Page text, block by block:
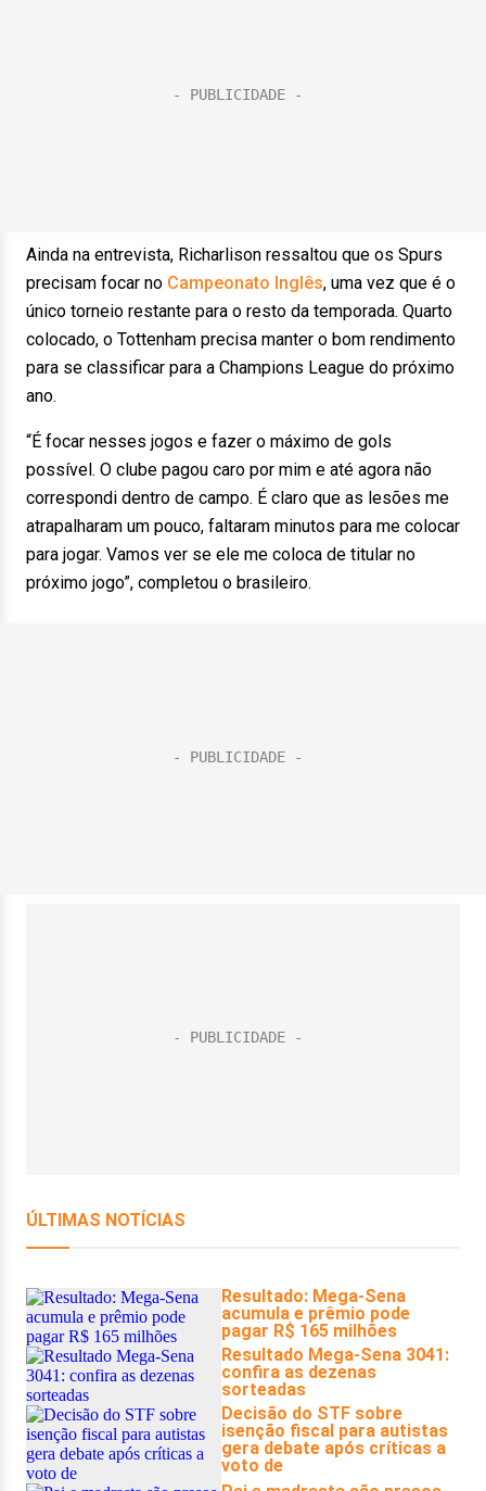
Ainda na entrevista, Richarlison ressaltou que os Spurs
precisam focar no Campeonato Inglês, uma vez que é o
único torneio restante para o resto da temporada. Quarto
colocado, o Tottenham precisa manter o bom rendimento
para se classificar para a Champions League do próximo
ano.
“É focar nesses jogos e fazer o máximo de gols
possível. O clube pagou caro por mim e até agora não
correspondi dentro de campo. É claro que as lesões me
atrapalharam um pouco, faltaram minutos para me colocar
para jogar. Vamos ver se ele me coloca de titular no
próximo jogo”, completou o brasileiro.